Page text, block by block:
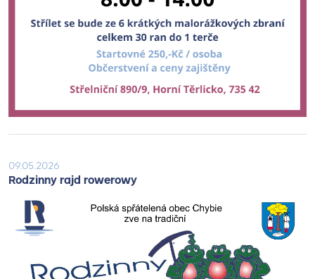
09.05.2026
Rodzinny rajd rowerowy